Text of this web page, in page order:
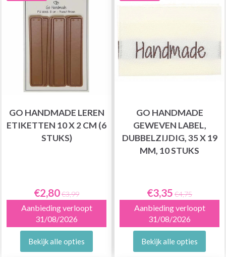
GO HANDMADE LEREN
ETIKETTEN 10 X 2 CM (6
STUKS)
€2,80€3,99
Aanbieding verloopt
31/08/2026
Bekijk alle opties
GO HANDMADE
GEWEVEN LABEL,
DUBBELZIJDIG, 35 X 19
MM, 10 STUKS
€3,35 €4,75
Aanbieding verloopt
31/08/2026
Bekijk alle opties